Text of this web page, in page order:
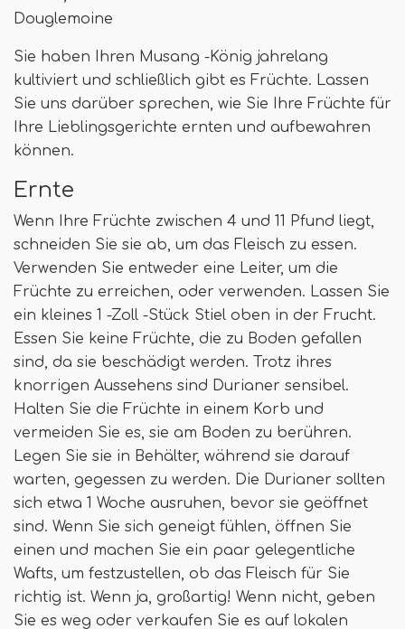
Douglemoine
Sie haben Ihren Musang -König jahrelang
kultiviert und schließlich gibt es Früchte. Lassen
Sie uns darüber sprechen, wie Sie Ihre Früchte für
Ihre Lieblingsgerichte ernten und aufbewahren
können.
Ernte
Wenn Ihre Früchte zwischen 4 und 11 Pfund liegt,
schneiden Sie sie ab, um das Fleisch zu essen.
Verwenden Sie entweder eine Leiter, um die
Früchte zu erreichen, oder verwenden. Lassen Sie
ein kleines 1 -Zoll -Stück Stiel oben in der Frucht.
Essen Sie keine Früchte, die zu Boden gefallen
sind, da sie beschädigt werden. Trotz ihres
knorrigen Aussehens sind Durianer sensibel.
Halten Sie die Früchte in einem Korb und
vermeiden Sie es, sie am Boden zu berühren.
Legen Sie sie in Behälter, während sie darauf
warten, gegessen zu werden. Die Durianer sollten
sich etwa 1 Woche ausruhen, bevor sie geöffnet
sind. Wenn Sie sich geneigt fühlen, öffnen Sie
einen und machen Sie ein paar gelegentliche
Wafts, um festzustellen, ob das Fleisch für Sie
richtig ist. Wenn ja, großartig! Wenn nicht, geben
Sie es weg oder verkaufen Sie es auf lokalen